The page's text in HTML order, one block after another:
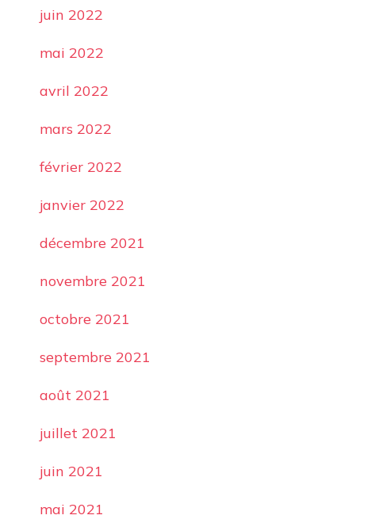
juin 2022
mai 2022
avril 2022
mars 2022
février 2022
janvier 2022
décembre 2021
novembre 2021
octobre 2021
septembre 2021
août 2021
juillet 2021
juin 2021
mai 2021